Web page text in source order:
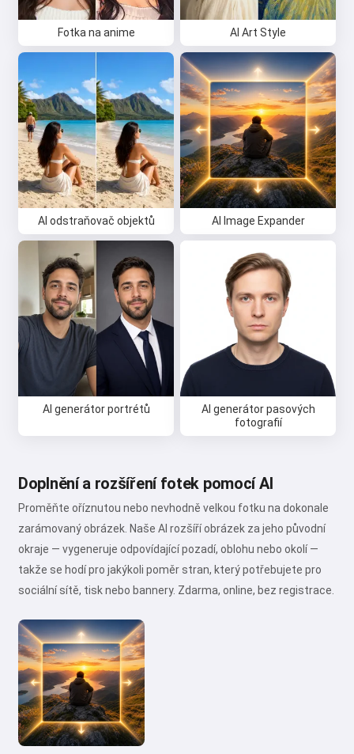
Fotka na anime AI Art Style
AI odstraňovač objektů AI Image Expander
AI generátor portrétů
AI generátor pasových
fotografií
Doplnění a rozšíření fotek pomocí AI
Proměňte oříznutou nebo nevhodně velkou fotku na dokonale
zarámovaný obrázek. Naše AI rozšíří obrázek za jeho původní
okraje — vygeneruje odpovídající pozadí, oblohu nebo okolí —
takže se hodí pro jakýkoli poměr stran, který potřebujete pro
sociální sítě, tisk nebo bannery. Zdarma, online, bez registrace.